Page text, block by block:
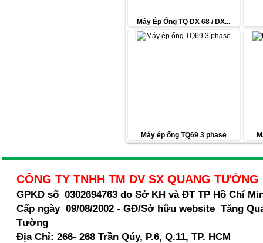
Máy Ép Ống TQ DX 68 / DX...
Máy ép ống TQ69 3 phase
CÔNG TY TNHH TM DV SX QUANG TƯỜNG
GPKD số 0302694763 do Sở KH và ĐT TP Hồ Chí
Cấp ngày 09/08/2002 - GĐ/Sở hữu website Tăng
Tường
Địa Chỉ: 266- 268 Trần Qúy, P.6, Q.11, TP. HCM